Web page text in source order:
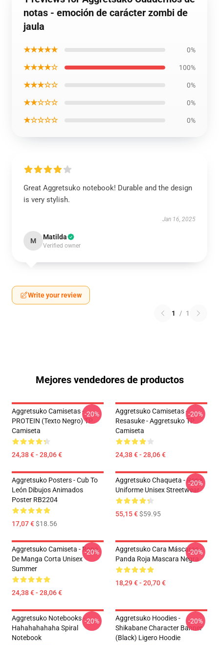
notas - emoción de carácter zombi de
jaula
★★★★★ 0%
★★★★☆ 100%
★★★☆☆ 0%
★★☆☆☆ 0%
★☆☆☆☆ 0%
Great Aggretsuko notebook! Durable and the design
is very stylish.
Jan 16, 2025
M Matilda
Verified owner
Write your review
1 / 1
Mejores vendedores de productos
Aggretsuko Camisetas -
PROTEIN (texto Negro) TP
Camiseta
24,38 € - 28,06 €
-20%
Aggretsuko Camisetas -
Resasuke - Aggretsuko TP
Camiseta
24,38 € - 28,06 €
-20%
Aggretsuko Posters - Cub To
León Dibujos Animados
Poster RB2204
17,07 €$18.56
Aggretsuko Chaqueta - Ropa
Uniforme Unisex Streetwear
55,15 €$59.95
-20%
Aggretsuko Camiseta - Ropa
De Manga Corta Unisex
Summer
24,38 € - 28,06 €
-20%
Aggretsuko Cara Máscaras -
Panda Roja Mascara Negra
18,29 € - 20,70 €
-20%
Aggretsuko Notebooks -
Hahahahahaha Spiral
Notebook
-20%
Aggretsuko Hoodies -
Shikabane Character Banner
(Black) Ligero Hoodie
-20%